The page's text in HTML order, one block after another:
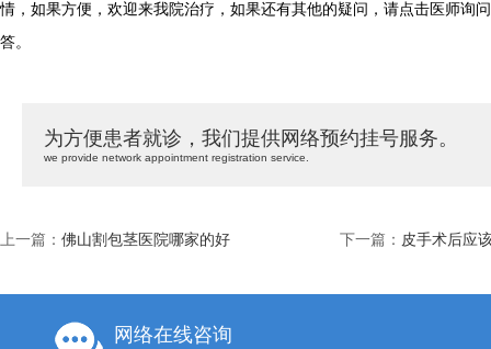
情，如果方便，欢迎来我院治疗，如果还有其他的疑问，请点击医师询
答。
为方便患者就诊，我们提供网络预约挂号服务。
we provide network appointment registration service.
上一篇： 佛山割包茎医院哪家的好 下一篇： 皮手术后应
网络在线咨询